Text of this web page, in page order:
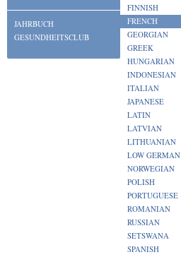
JAHRBUCH
GESUNDHEITSCLUB
FINNISH
FRENCH
GEORGIAN
GREEK
HUNGARIAN
INDONESIAN
ITALIAN
JAPANESE
LATIN
LATVIAN
LITHUANIAN
LOW GERMAN
NORWEGIAN
POLISH
PORTUGUESE
ROMANIAN
RUSSIAN
SETSWANA
SPANISH